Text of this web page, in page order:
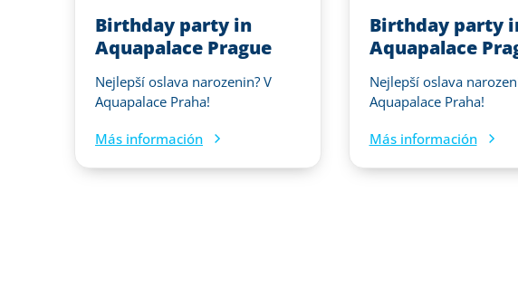
Birthday party in
Aquapalace Prague
Nejlepší oslava narozenin? V
Aquapalace Praha!
Más información
Birthday party
Aquapalace
Nejlepší oslava
Aquapalace Praha!
Más información